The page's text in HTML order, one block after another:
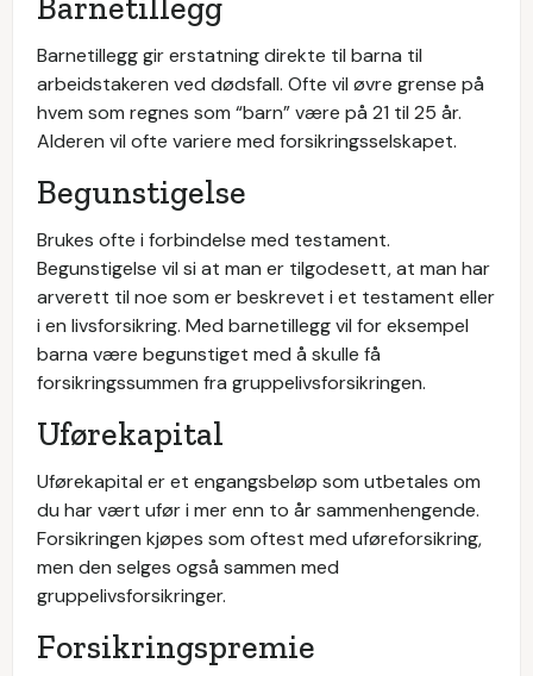
Barnetillegg gir erstatning direkte til barna til
arbeidstakeren ved dødsfall. Ofte vil øvre grense på
hvem som regnes som “barn” være på 21 til 25 år.
Alderen vil ofte variere med forsikringsselskapet.
Begunstigelse
Brukes ofte i forbindelse med testament.
Begunstigelse vil si at man er tilgodesett, at man har
arverett til noe som er beskrevet i et testament eller
i en livsforsikring. Med barnetillegg vil for eksempel
barna være begunstiget med å skulle få
forsikringssummen fra gruppelivsforsikringen.
Uførekapital
Uførekapital er et engangsbeløp som utbetales om
du har vært ufør i mer enn to år sammenhengende.
Forsikringen kjøpes som oftest med uføreforsikring,
men den selges også sammen med
gruppelivsforsikringer.
Forsikringspremie